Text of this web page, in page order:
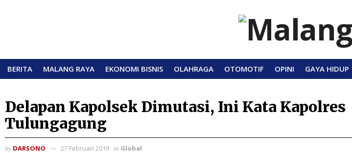
BERITA MALANG RAYA EKONOMI BISNIS OLAHRAGA OTOMOTIF OPINI GAYA HIDUP
Delapan Kapolsek Dimutasi, Ini Kata Kapolres
Tulungagung
by DARSONO 27 Februari 2019 in Global